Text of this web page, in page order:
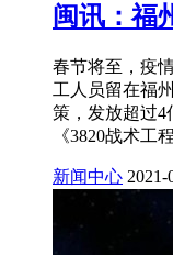
闽讯：福
春节将至，疫
工人员留在福
策，发放超过4
《3820战术工
新闻中心 2021-